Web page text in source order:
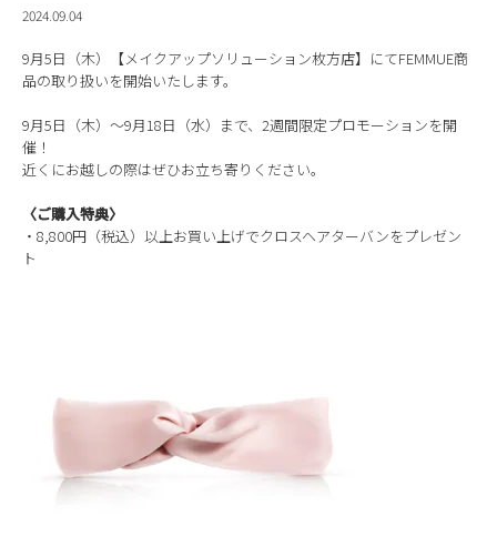
2024.09.04
9月5日（木）【メイクアップソリューション枚方店】にてFEMMUE商
品の取り扱いを開始いたします。
9月5日（木）～9月18日（水）まで、2週間限定プロモーションを開
催！
近くにお越しの際はぜひお立ち寄りください。
〈ご購入特典〉
・8,800円（税込）以上お買い上げでクロスヘアターバンをプレゼン
ト